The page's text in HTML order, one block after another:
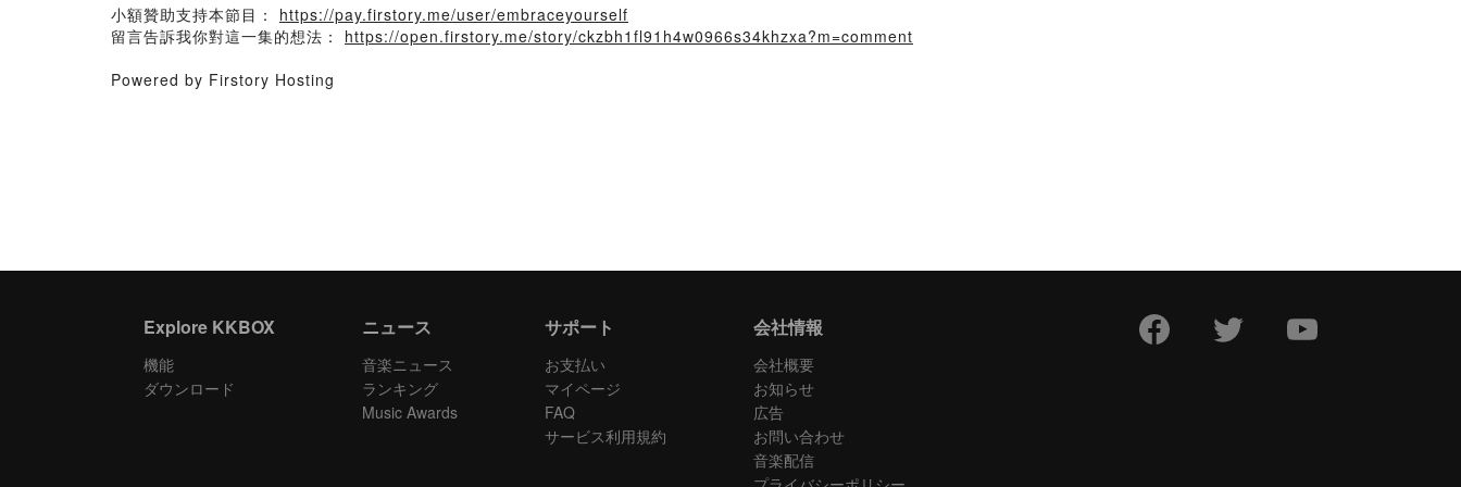
小額贊助支持本節目： https://pay.firstory.me/user/embraceyourself
留言告訴我你對這一集的想法： https://open.firstory.me/story/ckzbh1fl91h4w0966s34khzxa?m=comment
Powered by Firstory Hosting
Explore KKBOX
機能
ダウンロード
ニュース
音楽ニュース
ランキング
Music Awards
サポート
お支払い
マイページ
FAQ
サービス利用規約
会社情報
会社概要
お知らせ
広告
お問い合わせ
音楽配信